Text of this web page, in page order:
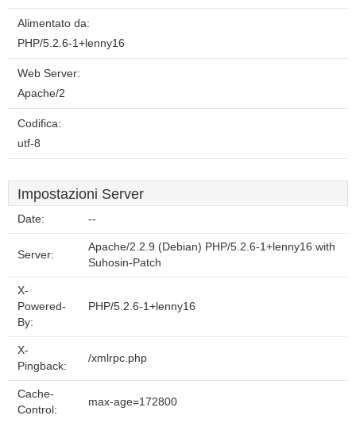
Alimentato da:
PHP/5.2.6-1+lenny16
Web Server:
Apache/2
Codifica:
utf-8
Impostazioni Server
Date: --
Server:
Apache/2.2.9 (Debian) PHP/5.2.6-1+lenny16 with
Suhosin-Patch
X-
Powered-
By:
PHP/5.2.6-1+lenny16
X-
Pingback:
/xmlrpc.php
Cache-
Control:
max-age=172800